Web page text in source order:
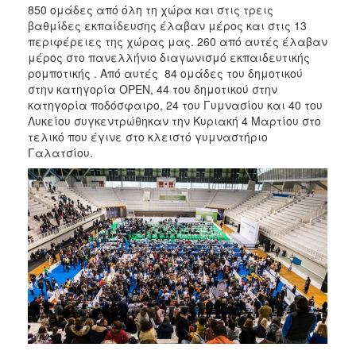
2017
2016
2015
2012
2011
ΔΗΜΟΣ
ΠΟΛΙΤΙΣΜΟΣ
ΑΝΘΕΚΤΙΚΗ
ΠΟΛΗ
850 ομάδες από όλη τη χώρα και στις τρεις
βαθμίδες εκπαίδευσης έλαβαν μέρος και στις 13
περιφέρειες της χώρας μας. 260 από αυτές έλαβαν
μέρος στο πανελλήνιο διαγωνισμό εκπαιδευτικής
ρομποτικής . Από αυτές 84 ομάδες του δημοτικού
στην κατηγορία OPEN, 44 του δημοτικού στην
κατηγορία ποδόσφαιρο, 24 του Γυμνασίου και 40 του
Λυκείου συγκεντρώθηκαν την Κυριακή 4 Μαρτίου στο
τελικό που έγινε στο κλειστό γυμναστήριο
Γαλατσίου.